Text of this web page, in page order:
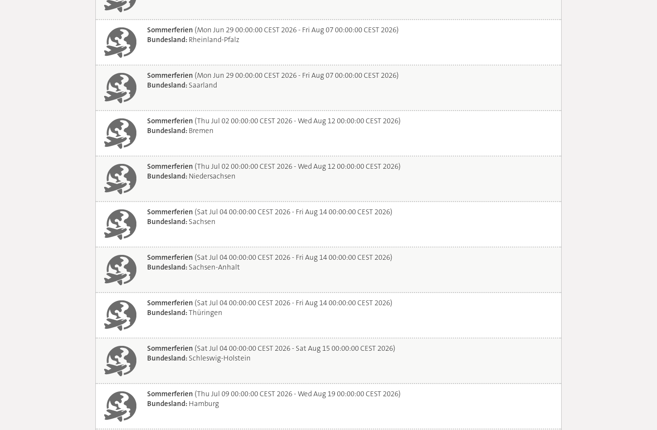
Sommerferien (Mon Jun 29 00:00:00 CEST 2026 - Fri Aug 07 00:00:00 CEST 2026)
Bundesland: Rheinland-Pfalz
Sommerferien (Mon Jun 29 00:00:00 CEST 2026 - Fri Aug 07 00:00:00 CEST 2026)
Bundesland: Saarland
Sommerferien (Thu Jul 02 00:00:00 CEST 2026 - Wed Aug 12 00:00:00 CEST 2026)
Bundesland: Bremen
Sommerferien (Thu Jul 02 00:00:00 CEST 2026 - Wed Aug 12 00:00:00 CEST 2026)
Bundesland: Niedersachsen
Sommerferien (Sat Jul 04 00:00:00 CEST 2026 - Fri Aug 14 00:00:00 CEST 2026)
Bundesland: Sachsen
Sommerferien (Sat Jul 04 00:00:00 CEST 2026 - Fri Aug 14 00:00:00 CEST 2026)
Bundesland: Sachsen-Anhalt
Sommerferien (Sat Jul 04 00:00:00 CEST 2026 - Fri Aug 14 00:00:00 CEST 2026)
Bundesland:Thüringen
Sommerferien (Sat Jul 04 00:00:00 CEST 2026 - Sat Aug 15 00:00:00 CEST 2026)
Bundesland: Schleswig-Holstein
Sommerferien (Thu Jul 09 00:00:00 CEST 2026 - Wed Aug 19 00:00:00 CEST 2026)
Bundesland: Hamburg